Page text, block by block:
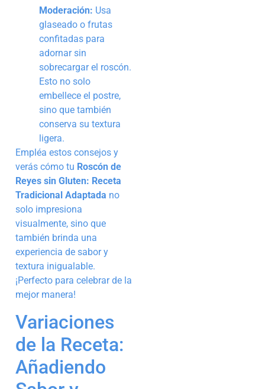
Moderación: Usa
glaseado o frutas
confitadas para
adornar sin
sobrecargar el roscón.
Esto no solo
embellece el postre,
sino que también
conserva su textura
ligera.
Empléa estos consejos y
verás cómo tu Roscón de
Reyes sin Gluten: Receta
Tradicional Adaptada no
solo impresiona
visualmente, sino que
también brinda una
experiencia de sabor y
textura inigualable.
¡Perfecto para celebrar de la
mejor manera!
Variaciones
de la Receta:
Añadiendo